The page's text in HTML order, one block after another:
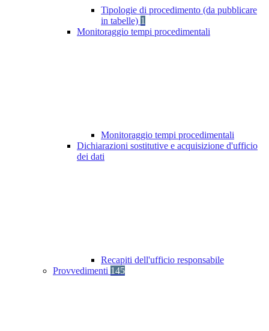
Tipologie di procedimento (da pubblicare
in tabelle) 1
Monitoraggio tempi procedimentali
Monitoraggio tempi procedimentali
Dichiarazioni sostitutive e acquisizione d'ufficio
dei dati
Recapiti dell'ufficio responsabile
Provvedimenti 145